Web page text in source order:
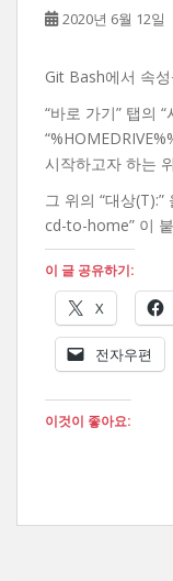
2020년 6월 12일
Git Bash에서 속
“바로 가기” 탭의
시작하고자 하는
그 위의 “대상
cd-to-home” 이
이 글 공유하기:
X
전자우편
이것이 좋아요: